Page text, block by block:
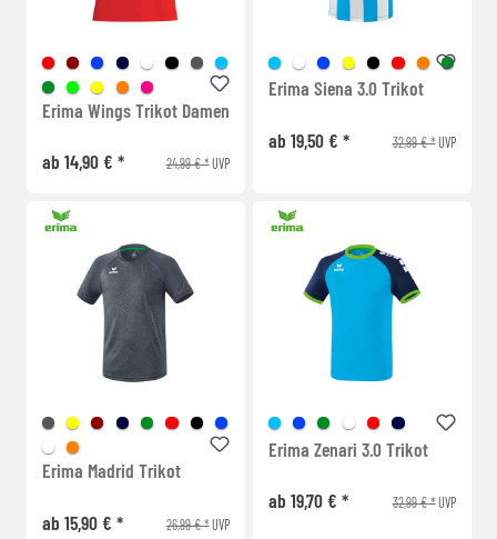
Erima Wings Trikot Damen
ab 14,90 € * 24,99 € *UVP
Erima Siena 3.0 Trikot
ab 19,50 € * 32,99 € *UVP
Erima Madrid Trikot
ab 15,90 € * 26,99 € *UVP
Erima Zenari 3.0 Trikot
ab 19,70 € * 32,99 € *UVP